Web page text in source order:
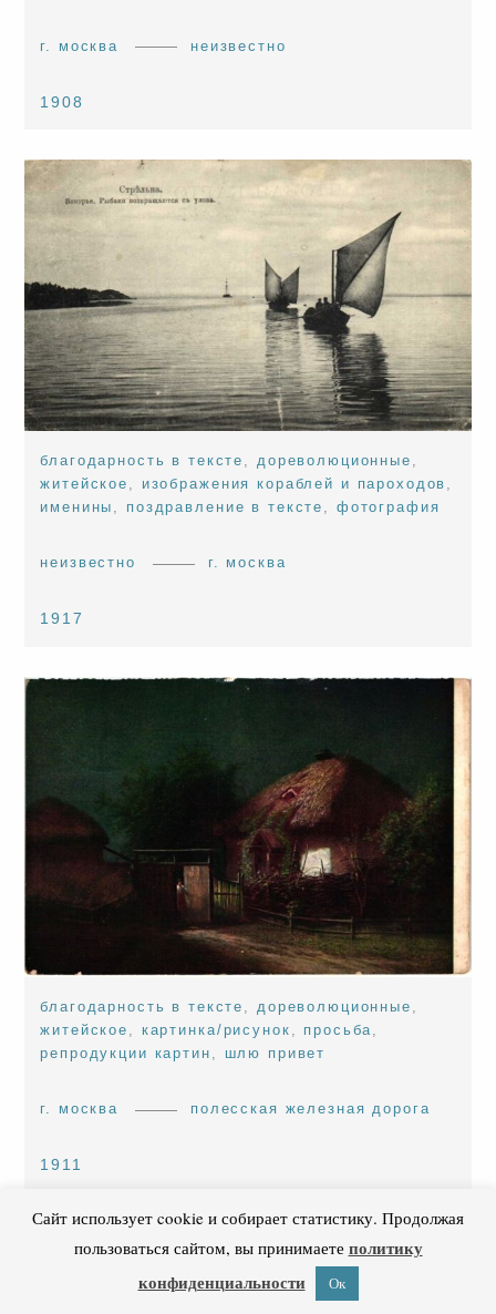
г. москва неизвестно
1908
благодарность в тексте , дореволюционные ,
житейское , изображения кораблей и пароходов ,
именины , поздравление в тексте , фотография
неизвестно г. москва
1917
благодарность в тексте , дореволюционные ,
житейское , картинка/рисунок , просьба,
репродукции картин , шлю привет
г. москва полесская железная дорога
1911
Сайт использует cookie и собирает статистику. Продолжая
пользоваться сайтом, вы принимаете политику
конфиденциальности
Ок